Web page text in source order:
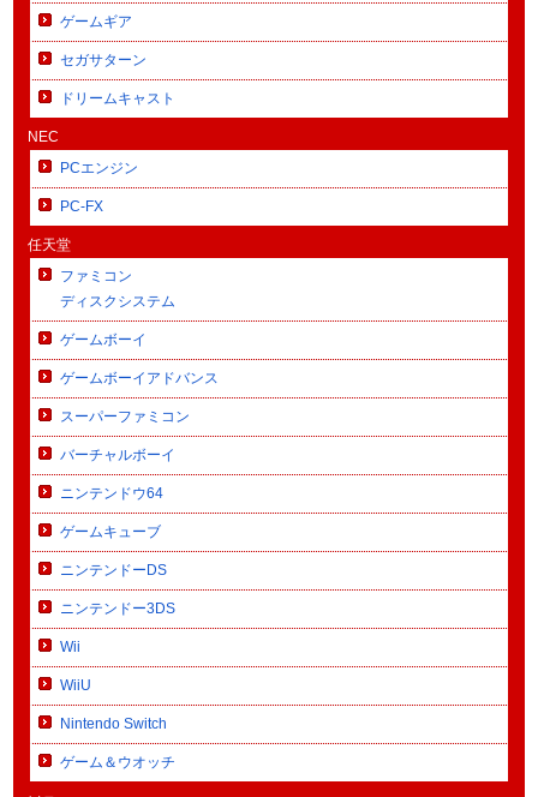
ゲームギア
セガサターン
ドリームキャスト
NEC
PCエンジン
PC-FX
任天堂
ファミコン
ディスクシステム
ゲームボーイ
ゲームボーイアドバンス
スーパーファミコン
バーチャルボーイ
ニンテンドウ64
ゲームキューブ
ニンテンドーDS
ニンテンドー3DS
Wii
WiiU
Nintendo Switch
ゲーム＆ウオッチ